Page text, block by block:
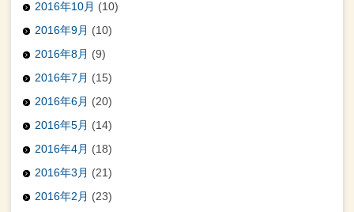
2016年10月 (10)
2016年9月 (10)
2016年8月 (9)
2016年7月 (15)
2016年6月 (20)
2016年5月 (14)
2016年4月 (18)
2016年3月 (21)
2016年2月 (23)